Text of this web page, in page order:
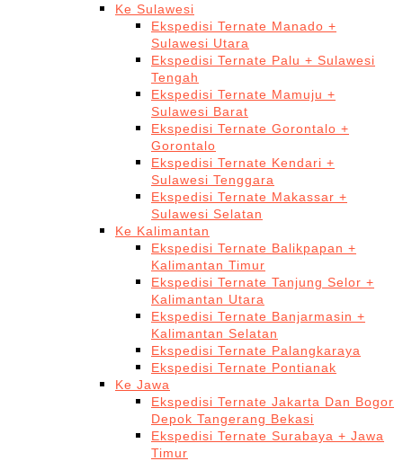
Ke Sulawesi
Ekspedisi Ternate Manado +
Sulawesi Utara
Ekspedisi Ternate Palu + Sulawesi
Tengah
Ekspedisi Ternate Mamuju +
Sulawesi Barat
Ekspedisi Ternate Gorontalo +
Gorontalo
Ekspedisi Ternate Kendari +
Sulawesi Tenggara
Ekspedisi Ternate Makassar +
Sulawesi Selatan
Ke Kalimantan
Ekspedisi Ternate Balikpapan +
Kalimantan Timur
Ekspedisi Ternate Tanjung Selor +
Kalimantan Utara
Ekspedisi Ternate Banjarmasin +
Kalimantan Selatan
Ekspedisi Ternate Palangkaraya
Ekspedisi Ternate Pontianak
Ke Jawa
Ekspedisi Ternate Jakarta Dan Bogor
Depok Tangerang Bekasi
Ekspedisi Ternate Surabaya + Jawa
Timur